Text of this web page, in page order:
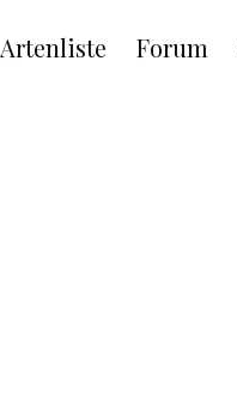
Artenliste Forum